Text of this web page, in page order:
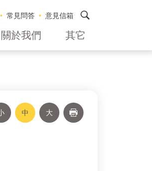
常見問答 意見信箱
關於我們 其它
中 大